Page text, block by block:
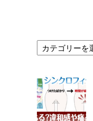
記
テ
ゴ
リ
★